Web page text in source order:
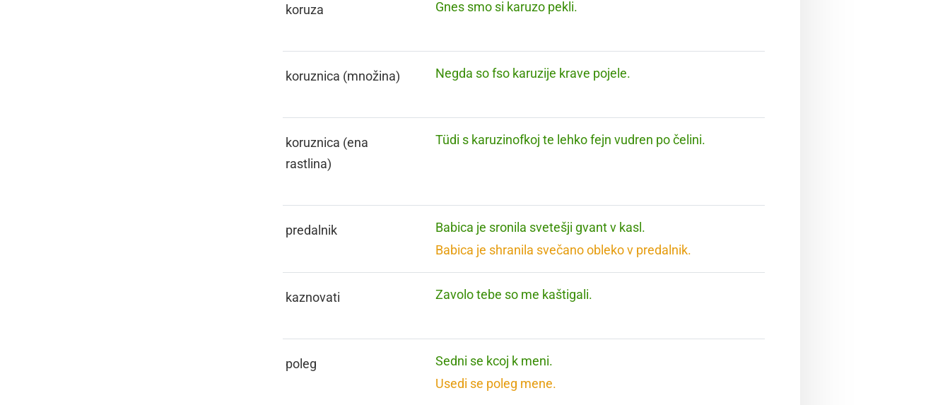
koruza Gnes smo si karuzo pekli.
koruznica (množina) Negda so fso karuzije krave pojele.
koruznica (ena
rastlina)
Tüdi s karuzinofkoj te lehko fejn vudren po čelini.
predalnik
Babica je sronila svetešji gvant v kasl.
Babica je shranila svečano obleko v predalnik.
kaznovati Zavolo tebe so me kaštigali.
poleg
Sedni se kcoj k meni.
Usedi se poleg mene.